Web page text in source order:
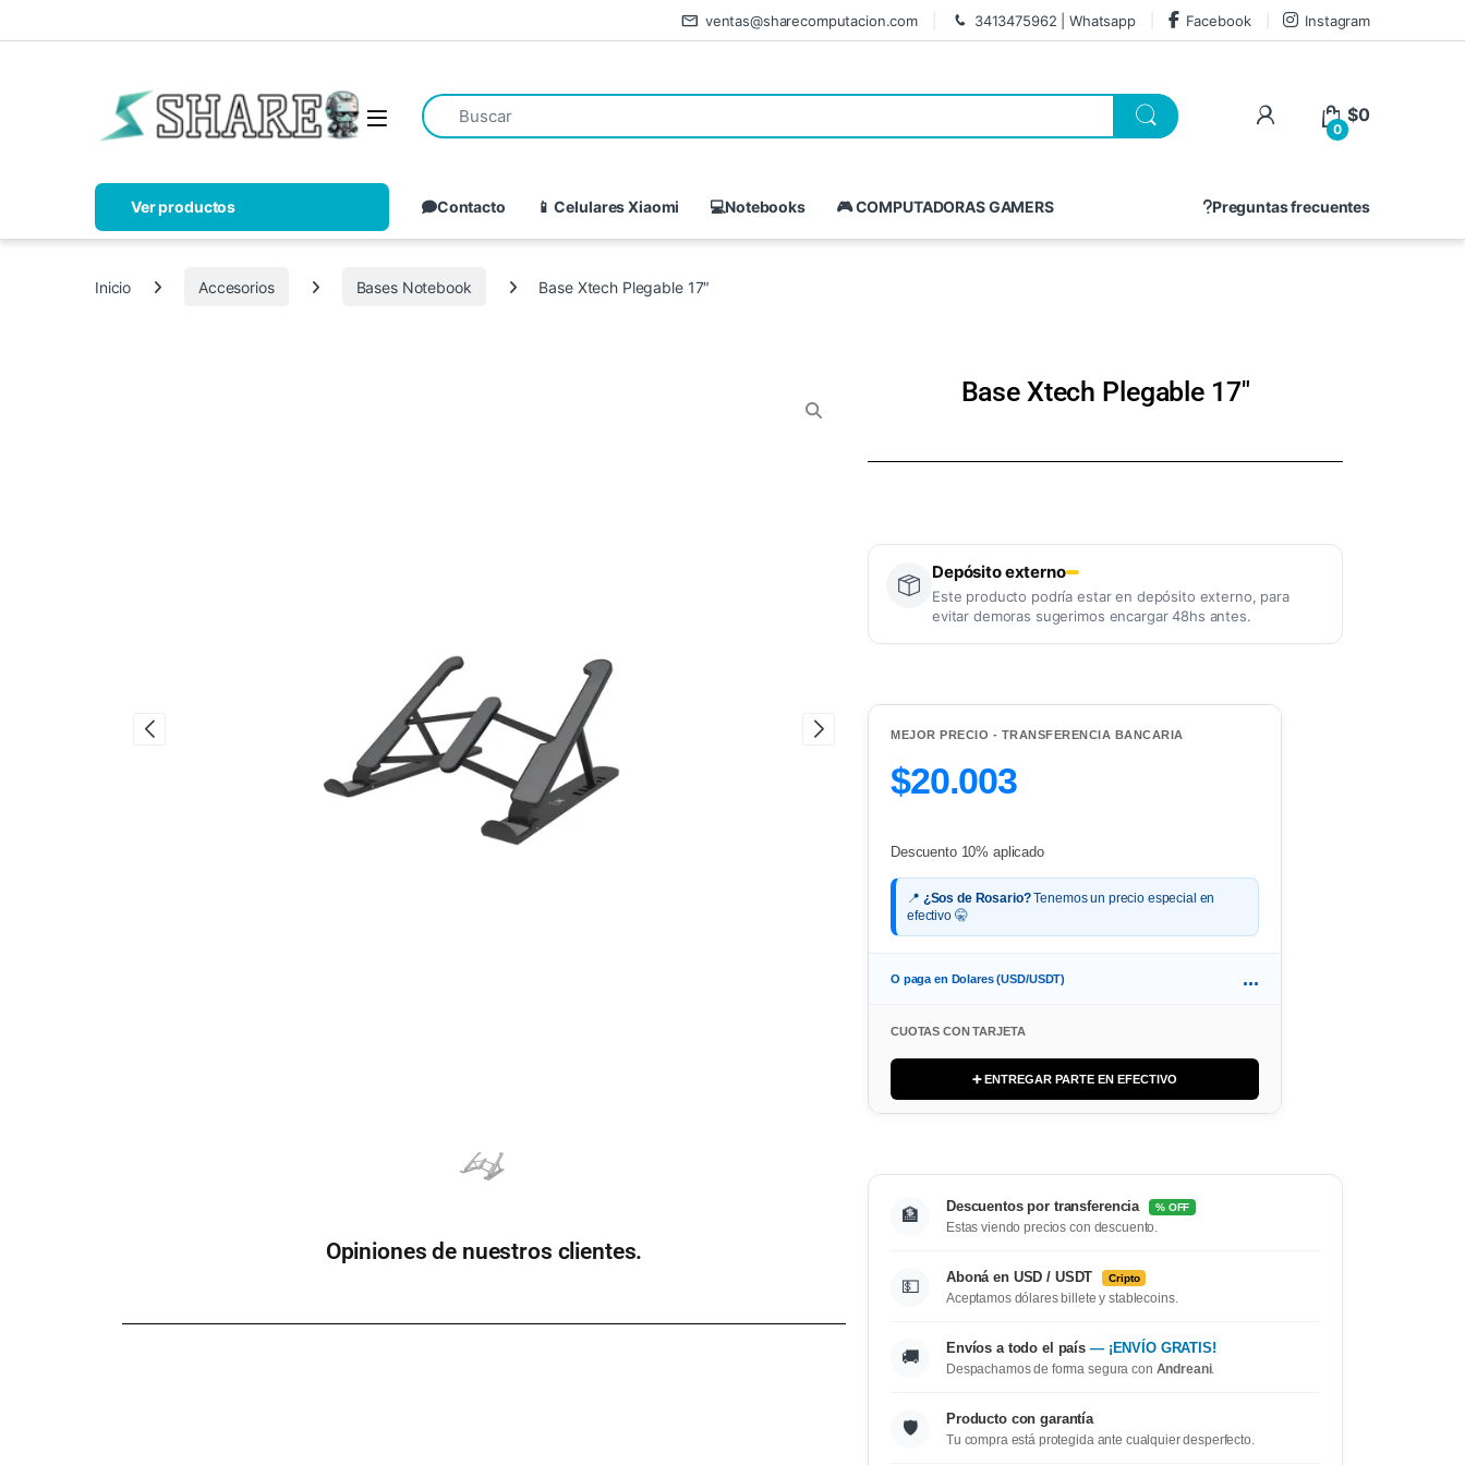
ventas@sharecomputacion.com 3413475962 | Whatsapp Facebook Instagram
0
$0
Ver productos Contacto Preguntas frecuentes
📱 Celulares Xiaomi 💻Notebooks 🎮 COMPUTADORAS GAMERS
Inicio Accesorios Bases Notebook Base Xtech Plegable 17″
Opiniones de nuestros clientes.
Base Xtech Plegable 17″
Depósito externo
Este producto podría estar en depósito externo, para
evitar demoras sugerimos encargar 48hs antes.
MEJOR PRECIO - TRANSFERENCIA BANCARIA
$20.003
Descuento 10% aplicado
📍 ¿Sos de Rosario?Tenemos un precio especial en
efectivo 🤫
O paga en Dolares (USD/USDT) ...
CUOTAS CON TARJETA
➕ ENTREGAR PARTE EN EFECTIVO
🏦 Descuentos por transferencia % OFF
Estas viendo precios con descuento.
💵 Aboná en USD / USDT Cripto
Aceptamos dólares billete y stablecoins.
🚚 Envíos a todo el país — ¡ENVÍO GRATIS!
Despachamos de forma segura con Andreani.
🛡️ Producto con garantía
Tu compra está protegida ante cualquier desperfecto.